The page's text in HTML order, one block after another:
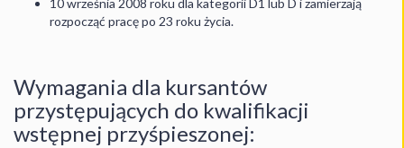
10 września 2008 roku dla kategorii D1 lub D i zamierzają
rozpocząć pracę po 23 roku życia.
Wymagania dla kursantów
przystępujących do kwalifikacji
wstępnej przyśpieszonej: